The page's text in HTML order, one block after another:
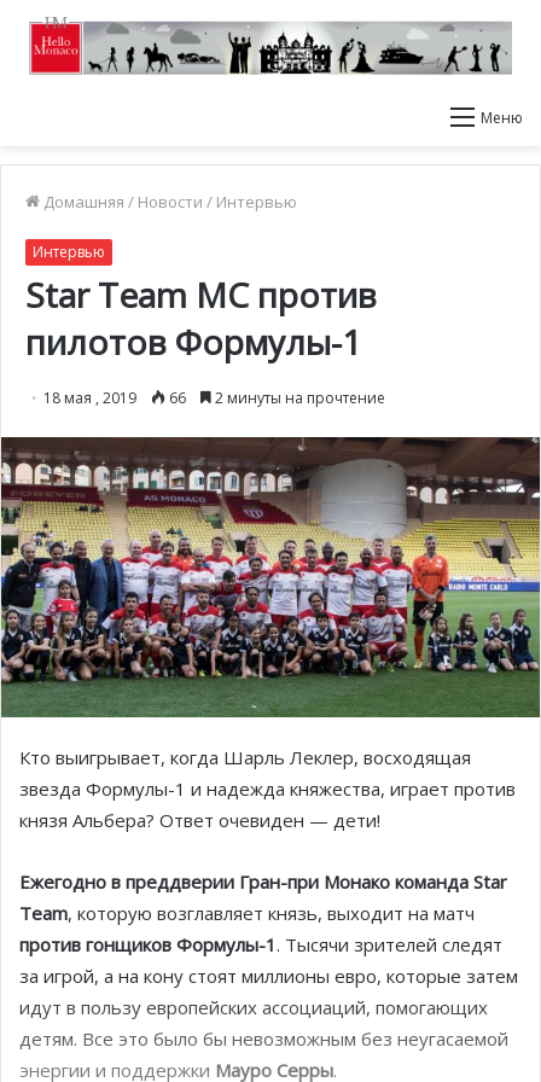
Меню
Домашняя / Новости / Интервью
Интервью
Star Team MC против
пилотов Формулы-1
18 мая , 2019 66 2 минуты на прочтение
Кто выигрывает, когда Шарль Леклер, восходящая
звезда Формулы-1 и надежда княжества, играет против
князя Альбера? Ответ очевиден — дети!
Ежегодно в преддверии Гран-при Монако команда Star
Team, которую возглавляет князь, выходит на матч
против гонщиков Формулы-1 . Тысячи зрителей следят
за игрой, а на кону стоят миллионы евро, которые затем
идут в пользу европейских ассоциаций, помогающих
детям. Все это было бы невозможным без неугасаемой
энергии и поддержки Мауро Серры.